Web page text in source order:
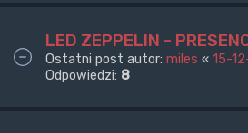
LED ZEPPELIN -
Ostatni post autor: miles « 15-
Odpowiedzi: 8